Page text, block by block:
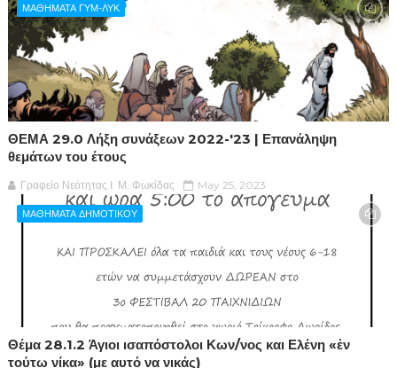
ΜΑΘΗΜΑΤΑ ΓΥΜ-ΛΥΚ
ΘΕΜΑ 29.0 Λήξη συνάξεων 2022-'23 | Επανάληψη
θεμάτων του έτους
Γραφείο Νεότητας Ι. Μ. Φωκίδας May 25, 2023
ΜΑΘΗΜΑΤΑ ΔΗΜΟΤΙΚΟΥ
Θέμα 28.1.2 Άγιοι ισαπόστολοι Κων/νος και Ελένη «ἐν
τούτω νίκα» (με αυτό να νικάς)